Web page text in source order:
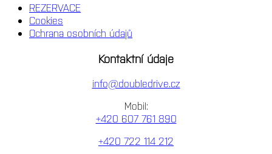
REZERVACE
Cookies
Ochrana osobních údajů
Kontaktní údaje
info@doubledrive.cz
Mobil:
+420 607 761 890
+420 722 114 212